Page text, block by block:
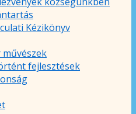
Kézikönyv
fejlesztések